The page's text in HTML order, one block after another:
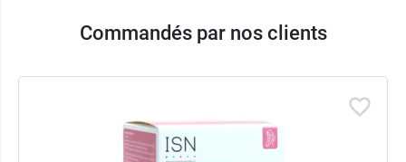
Commandés par nos clients